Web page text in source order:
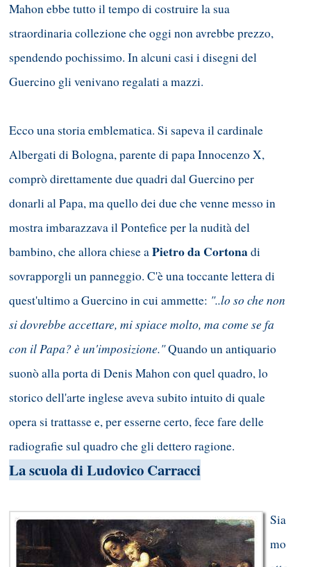
Mahon ebbe tutto il tempo di costruire la sua
straordinaria collezione che oggi non avrebbe prezzo,
spendendo pochissimo. In alcuni casi i disegni del
Guercino gli venivano regalati a mazzi.
Ecco una storia emblematica. Si sapeva il cardinale
Albergati di Bologna, parente di papa Innocenzo X,
comprò direttamente due quadri dal Guercino per
donarli al Papa, ma quello dei due che venne messo in
mostra imbarazzava il Pontefice per la nudità del
bambino, che allora chiese aPietro da Cortonadi
sovrapporgli un panneggio. C'è una toccante lettera di
quest'ultimo a Guercino in cui ammette: "..lo so che non
si dovrebbe accettare, mi spiace molto, ma come se fa
con il Papa? è un'imposizione."Quando un antiquario
suonò alla porta di Denis Mahon con quel quadro, lo
storico dell'arte inglese aveva subito intuito di quale
opera si trattasse e, per esserne certo, fece fare delle
radiografie sul quadro che gli dettero ragione.
La scuola di Ludovico Carracci
Sia
mo